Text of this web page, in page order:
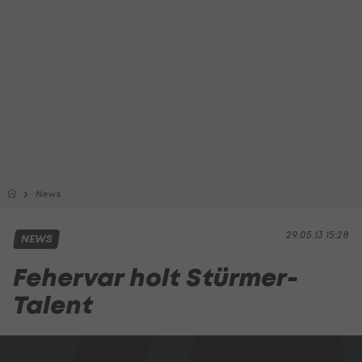
News
29.05.13 15:28
NEWS
Fehervar holt Stürmer-
Talent